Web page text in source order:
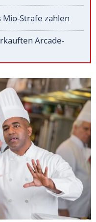
Strafe zahlen
Arcade-